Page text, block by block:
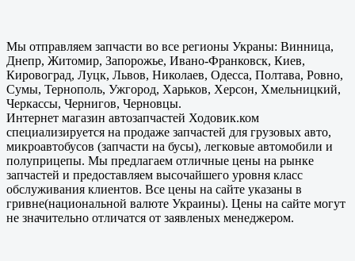
Мы отправляем запчасти во все регионы Украны: Винница,
Днепр, Житомир, Запорожье, Ивано-Франковск, Киев,
Кировоград, Луцк, Львов, Николаев, Одесса, Полтава, Ровно,
Сумы, Тернополь, Ужгород, Харьков, Херсон, Хмельницкий,
Черкассы, Чернигов, Черновцы.
Интернет магазин автозапчастей Ходовик.ком
специализируется на продаже запчастей для грузовых авто,
микроавтобусов (запчасти на бусы), легковые автомобили и
полуприцепы. Мы предлагаем отличные цены на рынке
запчастей и предоставляем высочайшего уровня класс
обслуживания клиентов. Все цены на сайте указаны в
гривне(национальной валюте Украины). Цены на сайте могут
не значительно отличатся от заявленых менеджером.